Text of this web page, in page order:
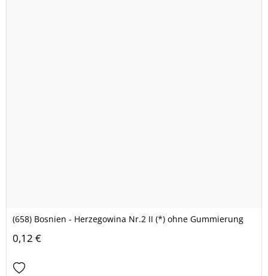
(658) Bosnien - Herzegowina Nr.2 II (*) ohne Gummierung
0,12 €